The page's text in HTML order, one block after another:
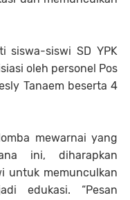
siswa-siswi SD YPK
oleh personel Pos
Tanaem beserta 4
mewarnai yang
ini, diharapkan
untuk memunculkan
edukasi. “Pesan